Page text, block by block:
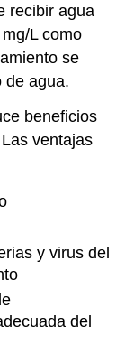
recibir agua
L como
se
de agua.
beneficios
ventajas
y virus del
del